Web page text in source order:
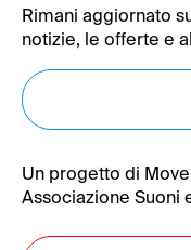
Rimani aggiornato
notizie, le offerte e
Un progetto di
Associazione Suoni